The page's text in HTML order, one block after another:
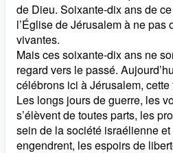
de Dieu. Soixante-dix ans de
l’Église de Jérusalem à ne pas
vivantes.
Mais ces soixante-dix ans ne
regard vers le passé.
célébrons ici à Jérusalem,
Les longs jours de guerre, les
s’élèvent de toutes parts, les
sein de la société israélienne
engendrent, les espoirs de